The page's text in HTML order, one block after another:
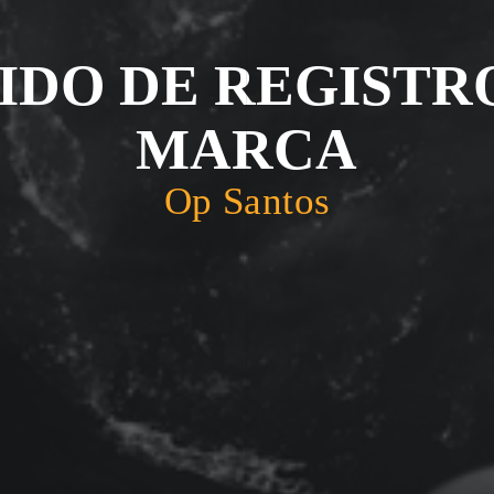
DE
MARCA
Op Santos